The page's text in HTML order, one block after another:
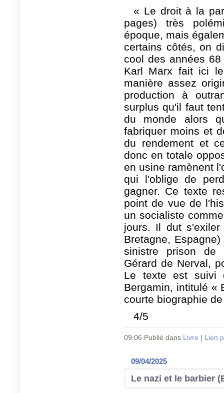
« Le droit à la
pages) très
époque, mais
certains côtés, on
cool des années
Karl Marx fait ici
manière assez
production à
surplus qu'il faut
du monde alors
fabriquer moins et
du rendement et
donc en totale
en usine ramènent
qui l'oblige de
gagner. Ce texte
point de vue de
un socialiste
jours. Il dut s'exiler
Bretagne,
sinistre prison de
Gérard de Nerval,
Le texte est suivi
Bergamin, intitulé «
courte biographie
4/5
09:06 Publié dans Livre Lien
09/04/2025
Le nazi et le barbier